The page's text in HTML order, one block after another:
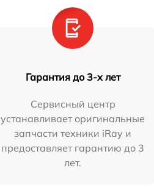
Гарантия до 3-х лет
Сервисный центр
устанавливает оригинальные
запчасти техники iRay и
предоставляет гарантию до 3
лет.